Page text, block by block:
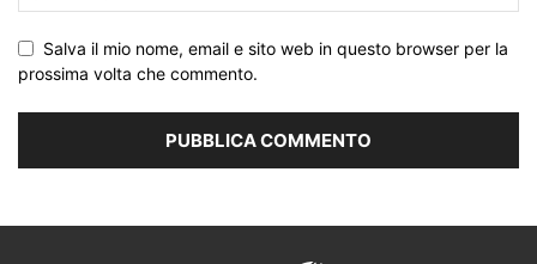
Salva il mio nome, email e sito web in questo browser per la
prossima volta che commento.